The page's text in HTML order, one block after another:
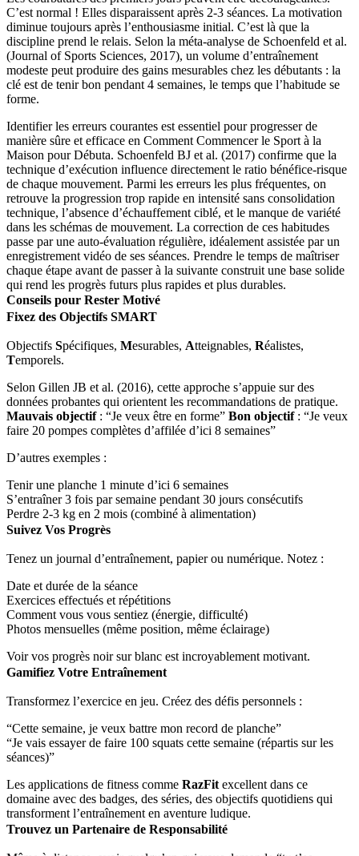
C’est normal ! Elles disparaissent après 2-3 séances. La motivation
diminue toujours après l’enthousiasme initial. C’est là que la
discipline prend le relais. Selon la méta-analyse de Schoenfeld et al.
(Journal of Sports Sciences, 2017), un volume d’entraînement
modeste peut produire des gains mesurables chez les débutants : la
clé est de tenir bon pendant 4 semaines, le temps que l’habitude se
forme.
Identifier les erreurs courantes est essentiel pour progresser de
manière sûre et efficace en Comment Commencer le Sport à la
Maison pour Débuta. Schoenfeld BJ et al. (2017) confirme que la
technique d’exécution influence directement le ratio bénéfice-risque
de chaque mouvement. Parmi les erreurs les plus fréquentes, on
retrouve la progression trop rapide en intensité sans consolidation
technique, l’absence d’échauffement ciblé, et le manque de variété
dans les schémas de mouvement. La correction de ces habitudes
passe par une auto-évaluation régulière, idéalement assistée par un
enregistrement vidéo de ses séances. Prendre le temps de maîtriser
chaque étape avant de passer à la suivante construit une base solide
qui rend les progrès futurs plus rapides et plus durables.
Conseils pour Rester Motivé
Fixez des Objectifs SMART
Objectifs Spécifiques, Mesurables, Atteignables, Réalistes,
Temporels.
Selon Gillen JB et al. (2016), cette approche s’appuie sur des
données probantes qui orientent les recommandations de pratique.
Mauvais objectif: “Je veux être en forme” Bon objectif: “Je veux
faire 20 pompes complètes d’affilée d’ici 8 semaines”
D’autres exemples :
Tenir une planche 1 minute d’ici 6 semaines
S’entraîner 3 fois par semaine pendant 30 jours consécutifs
Perdre 2-3 kg en 2 mois (combiné à alimentation)
Suivez Vos Progrès
Tenez un journal d’entraînement, papier ou numérique. Notez :
Date et durée de la séance
Exercices effectués et répétitions
Comment vous vous sentiez (énergie, difficulté)
Photos mensuelles (même position, même éclairage)
Voir vos progrès noir sur blanc est incroyablement motivant.
Gamifiez Votre Entraînement
Transformez l’exercice en jeu. Créez des défis personnels :
“Cette semaine, je veux battre mon record de planche”
“Je vais essayer de faire 100 squats cette semaine (répartis sur les
séances)”
Les applications de fitness comme RazFit excellent dans ce
domaine avec des badges, des séries, des objectifs quotidiens qui
transforment l’entraînement en aventure ludique.
Trouvez un Partenaire de Responsabilité